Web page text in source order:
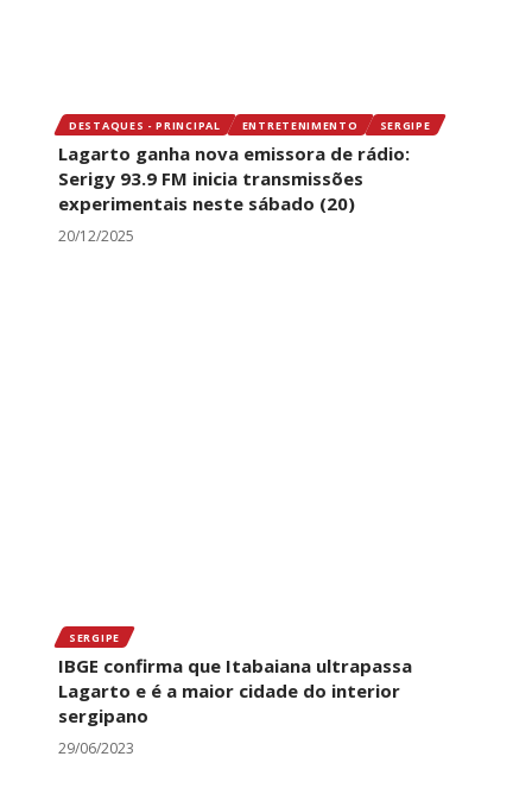
DESTAQUES - PRINCIPAL ENTRETENIMENTO SERGIPE
Lagarto ganha nova emissora de rádio:
Serigy 93.9 FM inicia transmissões
experimentais neste sábado (20)
20/12/2025
SERGIPE
IBGE confirma que Itabaiana ultrapassa
Lagarto e é a maior cidade do interior
sergipano
29/06/2023